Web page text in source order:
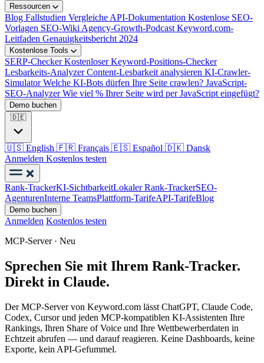
Ressourcen
Blog Fallstudien Vergleiche API-Dokumentation Kostenlose SEO-
Vorlagen SEO-Wiki Agency-Growth-Podcast Keyword.com-
Leitfaden Genauigkeitsbericht 2024
Kostenlose Tools
SERP-CheckerKostenloser Keyword-Positions-Checker
Lesbarkeits-AnalyzerContent-Lesbarkeit analysieren KI-Crawler-
SimulatorWelche KI-Bots dürfen Ihre Seite crawlen? JavaScript-
SEO-AnalyzerWie viel % Ihrer Seite wird per JavaScript eingefügt?
Demo buchen
🇩🇪
🇺🇸 English 🇫🇷 Français 🇪🇸 Español 🇩🇰 Dansk
Anmelden Kostenlos testen
Rank-TrackerKI-SichtbarkeitLokaler Rank-TrackerSEO-
AgenturenInterne TeamsPlattform-TarifeAPI-TarifeBlog
Demo buchen
Anmelden Kostenlos testen
MCP-Server · Neu
Sprechen Sie mit Ihrem Rank-Tracker.
Direkt in Claude.
Der MCP-Server von Keyword.com lässt ChatGPT, Claude Code,
Codex, Cursor und jeden MCP-kompatiblen KI-Assistenten Ihre
Rankings, Ihren Share of Voice und Ihre Wettbewerberdaten in
Echtzeit abrufen — und darauf reagieren. Keine Dashboards, keine
Exporte, kein API-Gefummel.